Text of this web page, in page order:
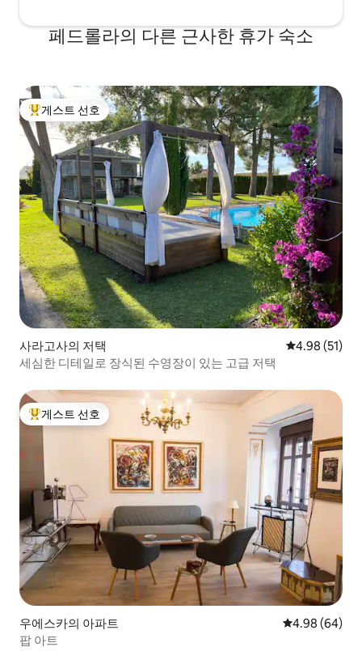
페드롤라의 다른 근사한 휴가 숙소
상위 게스트 선호
게스트 선호
사라고사의 저택 평점 4.98점
4.98 (51)
세심한 디테일로 장식된 수영장이 있는 고급 저택
상위 게스트 선호
게스트 선호
우에스카의 아파트 평점 4.98점(5
4.98 (64)
팝 아트